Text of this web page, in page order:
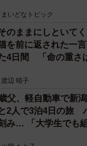
は”買わなくてい
ずに帰ることも
印象的だったと
悩んでいた商品は
購入。その理由が
ったからだ」と
感して、友だち
いるそうだ。
まいどなトピック
そのままにしといて
を前に返された一
4日間 「命の重さ
渡辺 晴子
父、軽自動車で新
2人で3泊4日の旅
み… 「大学生でも